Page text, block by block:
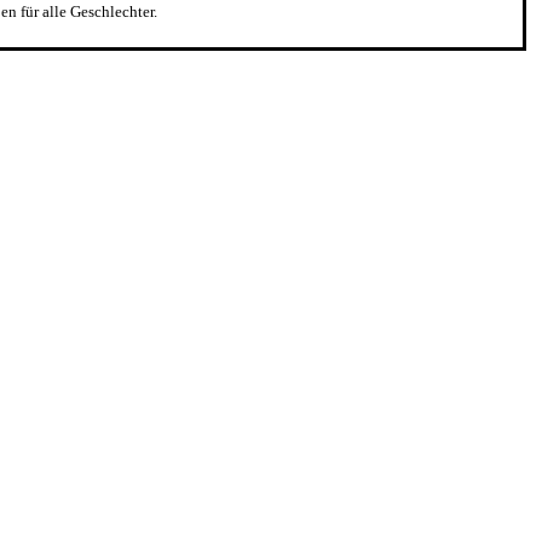
für alle Geschlechter.